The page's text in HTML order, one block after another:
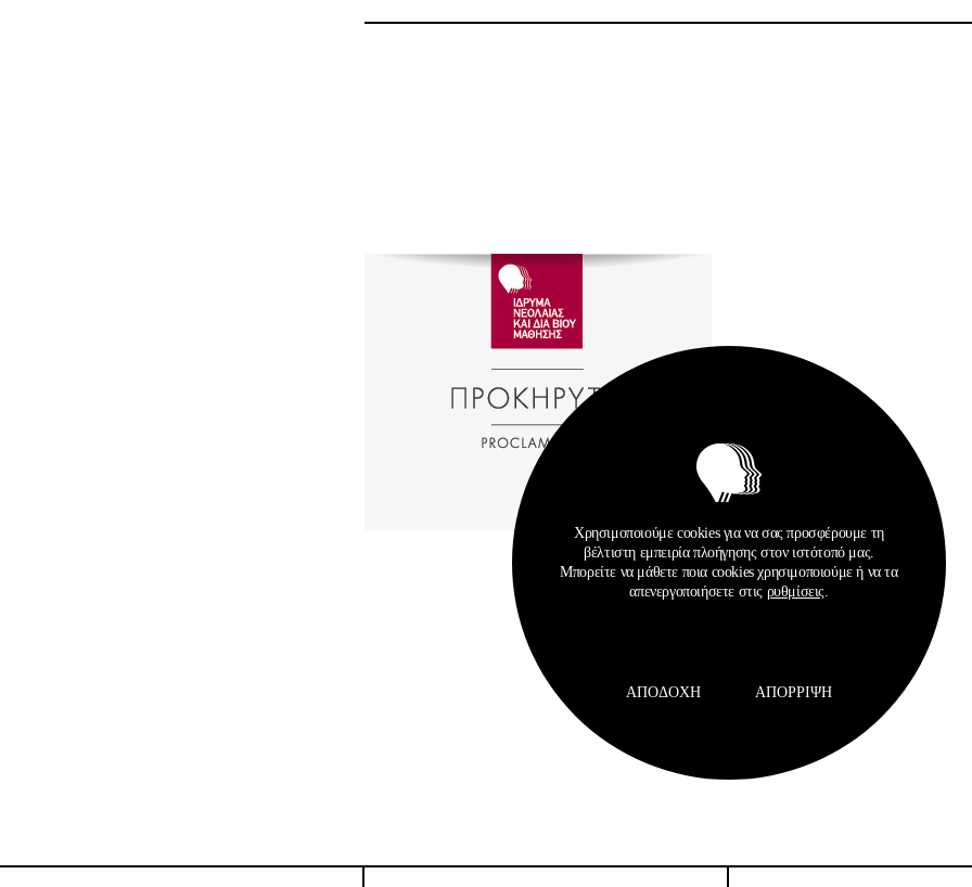
Χρησιμοποιούμε cookies για να σας προσφέρουμε τη
βέλτιστη εμπειρία πλοήγησης στον ιστότοπό μας.
Μπορείτε να μάθετε ποια cookies χρησιμοποιούμε ή να τα
απενεργοποιήσετε στις ρυθμίσεις
ΑΠΟΔΟΧΉ ΑΠΌΡΡΙΨΗ